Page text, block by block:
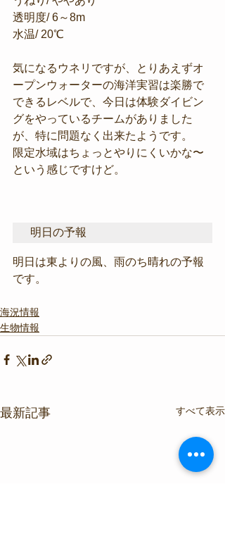
透明度/ 6～8m
水温/ 20℃
気になるウネリですが、とりあえずオ
ープンウォーターの海洋実習は楽勝で
できるレベルで、今日は体験ダイビン
グをやっているチームがありました
が、特に問題なく出来たようです。
限定水域はちょっとやりにくいかな〜
という感じですけど。
明日の予報
明日は東よりの風、雨のち晴れの予報
です。
海況情報
生物情報
最新記事 すべて表示